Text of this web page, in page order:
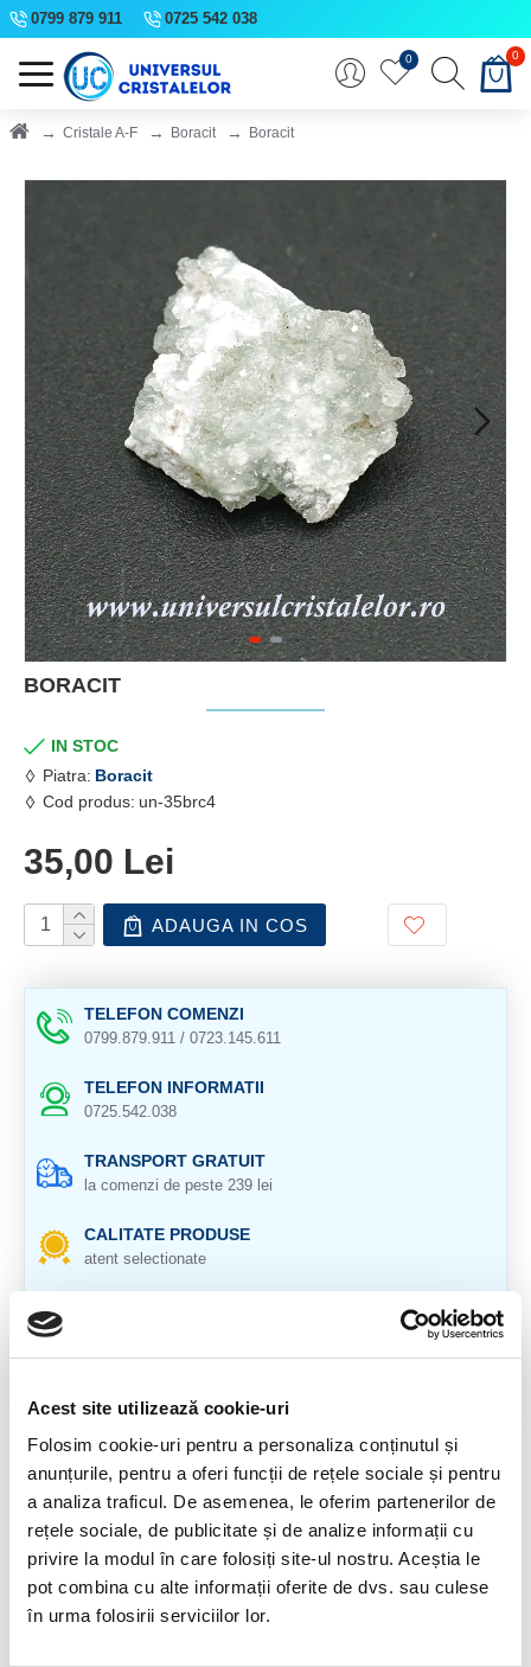
Acest site utilizează cookie-uri
Folosim cookie-uri pentru a personaliza conținutul și
anunțurile, pentru a oferi funcții de rețele sociale și pentru
a analiza traficul. De asemenea, le oferim partenerilor de
rețele sociale, de publicitate și de analize informații cu
privire la modul în care folosiți site-ul nostru. Aceștia le
pot combina cu alte informații oferite de dvs. sau culese
în urma folosirii serviciilor lor.
0799 879 911 0725 542 038
0 0
Cristale A-F Boracit Boracit
BORACIT
IN STOC
Piatra: Boracit
Cod produs: un-35brc4
35,00 Lei
ADAUGA IN COS
TELEFON COMENZI
0799.879.911 / 0723.145.611
TELEFON INFORMATII
0725.542.038
TRANSPORT GRATUIT
la comenzi de peste 239 lei
CALITATE PRODUSE
atent selectionate
pentru toate produsele
DESCRIERE PRODUS
Provenienta : UK
Duritate : 7-7.5
Cristal natural 100 %.